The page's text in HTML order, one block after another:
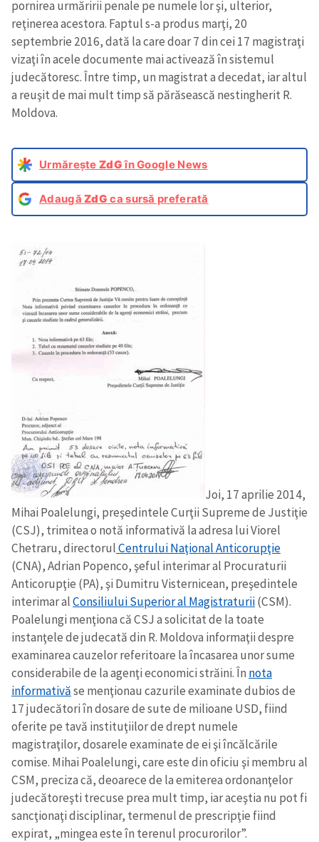
pornirea urmăririi penale pe numele lor şi, ulterior,
reţinerea acestora. Faptul s-a produs marţi, 20
septembrie 2016, dată la care doar 7 din cei 17 magistraţi
vizaţi în acele documente mai activează în sistemul
judecătoresc. Între timp, un magistrat a decedat, iar altul
a reuşit de mai mult timp să părăsească nestingherit R.
Moldova.
Urmărește ZdGîn Google News
AdaugăZdG ca sursă preferată
Joi, 17 aprilie 2014,
Mihai Poalelungi, preşedintele Curţii Supreme de Justiţie
(CSJ), trimitea o notă informativă la adresa lui Viorel
Chetraru, directorulCentrului Naţional Anticorupţie
(CNA), Adrian Popenco, şeful interimar al Procuraturii
Anticorupţie (PA), şi Dumitru Visternicean, preşedintele
interimar alConsiliului Superior al Magistraturii(CSM).
Poalelungi menţiona că CSJ a solicitat de la toate
instanţele de judecată din R. Moldova informaţii despre
examinarea cauzelor referitoare la încasarea unor sume
considerabile de la agenţi economici străini. În nota
informativăse menţionau cazurile examinate dubios de
17 judecători în dosare de sute de milioane USD, fiind
oferite pe tavă instituţiilor de drept numele
magistraţilor, dosarele examinate de ei şi încălcările
comise. Mihai Poalelungi, care este din oficiu şi membru al
CSM, preciza că, deoarece de la emiterea ordonanţelor
judecătoreşti trecuse prea mult timp, iar aceştia nu pot fi
sancţionaţi disciplinar, termenul de prescripţie fiind
expirat, „mingea este în terenul procurorilor”.